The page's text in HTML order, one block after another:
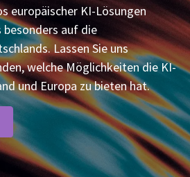
europäischer KI-Lösungen
auf die
Lassen Sie uns
welche Möglichkeiten die KI-
und Europa zu bieten hat.